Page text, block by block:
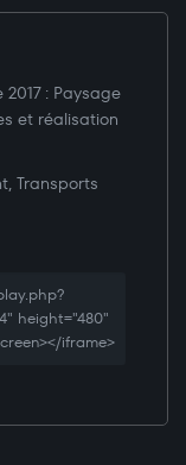
: Paysage
et réalisation
Transports
height="480"
iframe>